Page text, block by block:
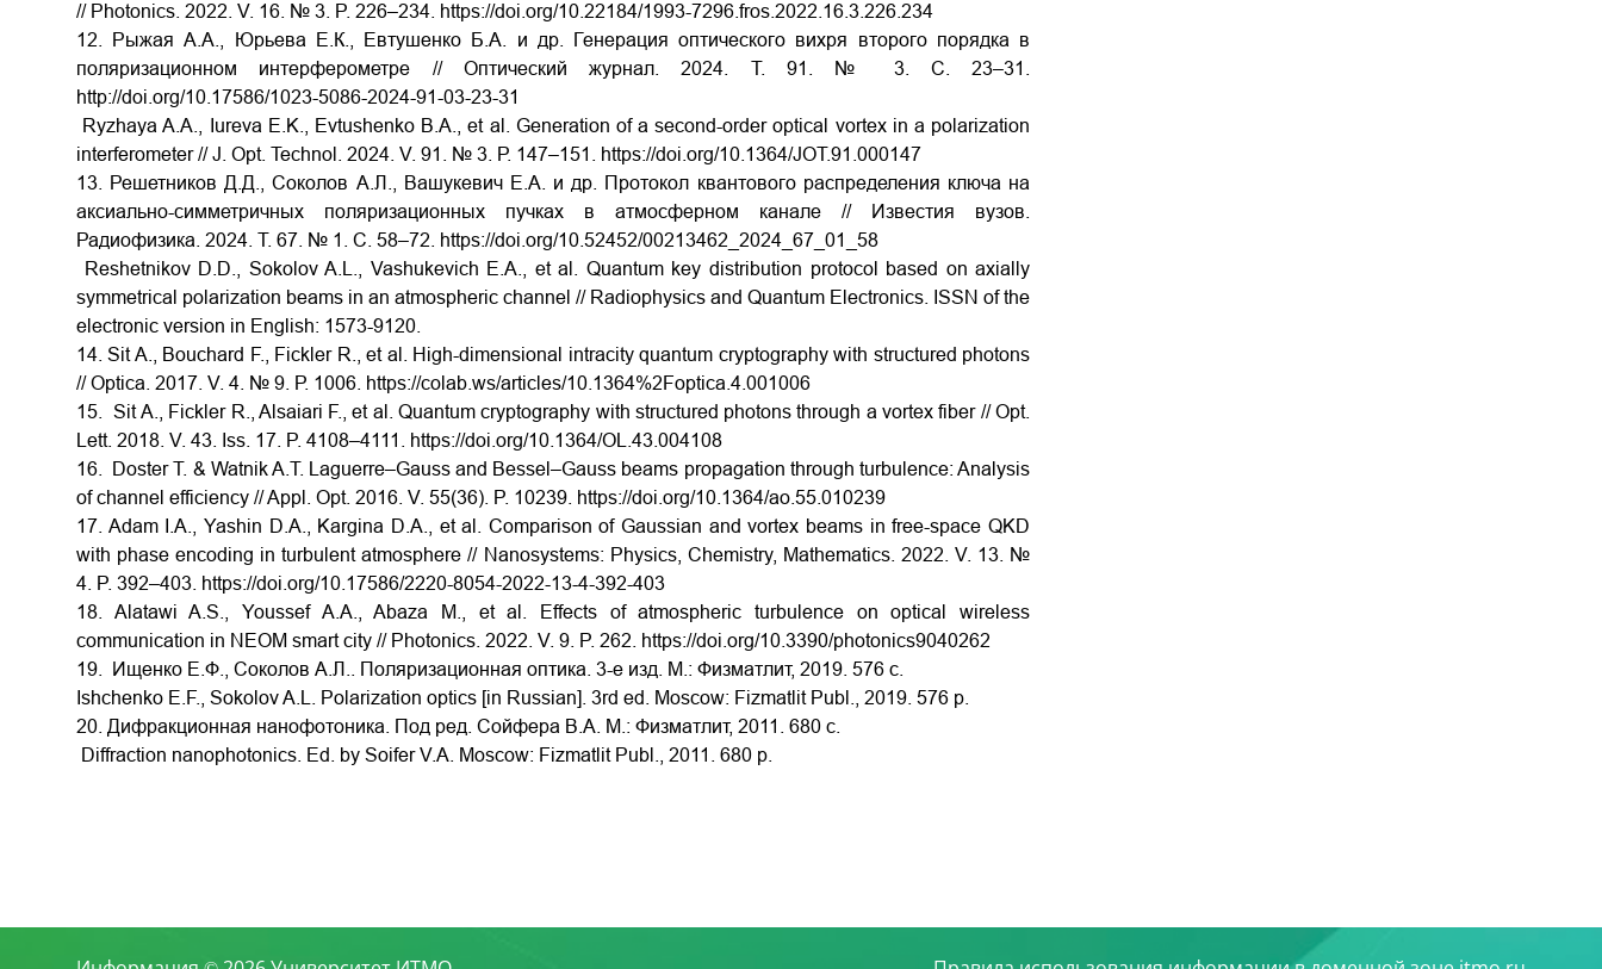
// Photonics. 2022. V. 16. № 3. P. 226–234. https://doi.org/10.22184/1993-7296.fros.2022.16.3.226.234
12. Рыжая А.А., Юрьева Е.К., Евтушенко Б.А. и др. Генерация оптического вихря второго порядка в
поляризационном интерферометре // Оптический журнал. 2024. Т. 91. № 3. С. 23–31.
http://doi.org/10.17586/1023-5086-2024-91-03-23-31
Ryzhaya A.A., Iureva E.K., Evtushenko B.A., et al. Generation of a second-order optical vortex in a polarization
interferometer // J. Opt. Technol. 2024. V. 91. № 3. Р. 147–151.
https://doi.org/10.1364/JOT.91.000147
13. Решетников Д.Д., Соколов А.Л., Вашукевич Е.А. и др. Протокол квантового распределения ключа на
аксиально-симметричных поляризационных пучках в атмосферном канале // Известия вузов.
Радиофизика. 2024. Т. 67. № 1. С. 58–72.
https://doi.org/10.52452/00213462_2024_67_01_58
Reshetnikov D.D., Sokolov A.L., Vashukevich E.A., et al. Quantum key distribution protocol based on axially
symmetrical polarization beams in an atmospheric channel // Radiophysics and Quantum Electronics. ISSN of the
electronic version in English: 1573-9120.
14. Sit A., Bouchard F., Fickler R., et al. High-dimensional intracity quantum cryptography with structured photons
// Optica. 2017. V. 4. № 9. Р. 1006. https://colab.ws/articles/10.1364%2Foptica.4.001006
15. Sit А., Fickler R., Alsaiari F., et al. Quantum cryptography with structured photons through a vortex fiber // Opt.
Lett. 2018. V. 43. Iss. 17. P. 4108–4111.
https://doi.org/10.1364/OL.43.004108
16. Doster T. & Watnik A.T. Laguerre–Gauss and Bessel–Gauss beams propagation through turbulence: Analysis
of channel efficiency // Appl. Opt. 2016. V. 55(36). P. 10239. https://doi.org/10.1364/ao.55.010239
17. Adam I.A., Yashin D.A., Kargina D.A., et al. Comparison of Gaussian and vortex beams in free-space QKD
with phase encoding in turbulent atmosphere // Nanosystems: Physics, Chemistry, Mathematics. 2022. V. 13. №
4. P. 392–403. https://doi.org/10.17586/2220-8054-2022-13-4-392-403
18. Alatawi A.S., Youssef A.A., Abaza M., et al. Effects of atmospheric turbulence on optical wireless
communication in NEOM smart city // Photonics. 2022. V. 9. P. 262.
https://doi.org/10.3390/photonics9040262
19. Ищенко Е.Ф., Соколов А.Л.. Поляризационная оптика. 3-е изд. М.: Физматлит, 2019. 576 с.
Ishchenko E.F., Sokolov A.L. Polarization optics [in Russian]. 3rd ed. Moscow: Fizmatlit Publ., 2019. 576 p.
20. Дифракционная нанофотоника. Под ред. Сойфера В.А. М.: Физматлит, 2011. 680 с.
Diffraction nanophotonics. Ed. by Soifer V.A. Moscow: Fizmatlit Publ., 2011. 680 p.